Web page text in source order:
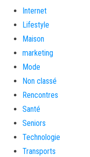
Internet
Lifestyle
Maison
marketing
Mode
Non classé
Rencontres
Santé
Seniors
Technologie
Transports